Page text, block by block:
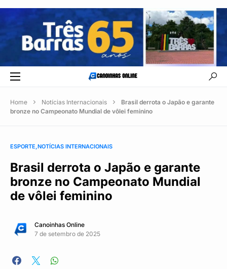
Home Notícias Internacionais
Brasil derrota o Japão e garante
bronze no Campeonato Mundial de vôlei feminino
ESPORTE NOTÍCIAS INTERNACIONAIS
Brasil derrota o Japão e garante
bronze no Campeonato Mundial
de vôlei feminino
Canoinhas Online
7 de setembro de 2025